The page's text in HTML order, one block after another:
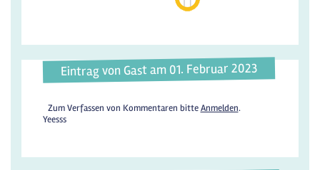
Eintrag von Gast am 01. Februar 2023
Zum Verfassen von Kommentaren bitteAnmelden.
Yeesss